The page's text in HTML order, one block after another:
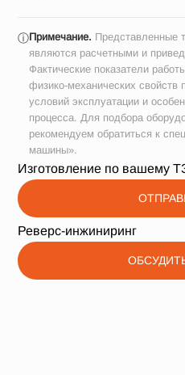
ⓘПримечание. Представленные
являются расчетными и
Фактические показатели
физико-механических свойств
условий эксплуатации и
процесса. Для подбора
рекомендуем обратиться к
машины».
Изготовление по вашему
Реверс-инжиниринг